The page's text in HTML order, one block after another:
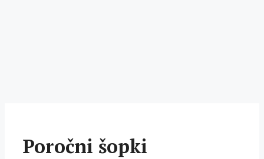
Poročni šopki